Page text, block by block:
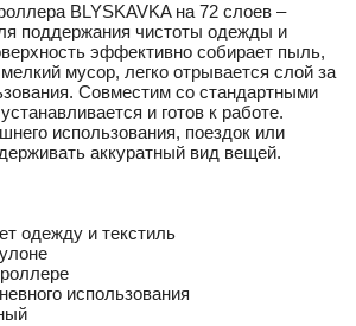
BLYSKAVKA на 72 слоев –
поддержания чистоты одежды и
эффективно собирает пыль,
мусор, легко отрывается слой за
Совместим со стандартными
и готов к работе.
использования, поездок или
аккуратный вид вещей.
одежду и текстиль
использования